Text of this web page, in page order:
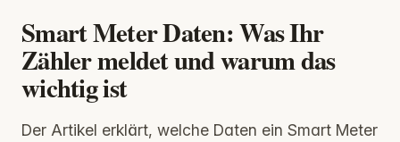
Smart Meter Daten: Was Ihr
Zähler meldet und warum das
wichtig ist
Der Artikel erklärt, welche Daten ein Smart Meter